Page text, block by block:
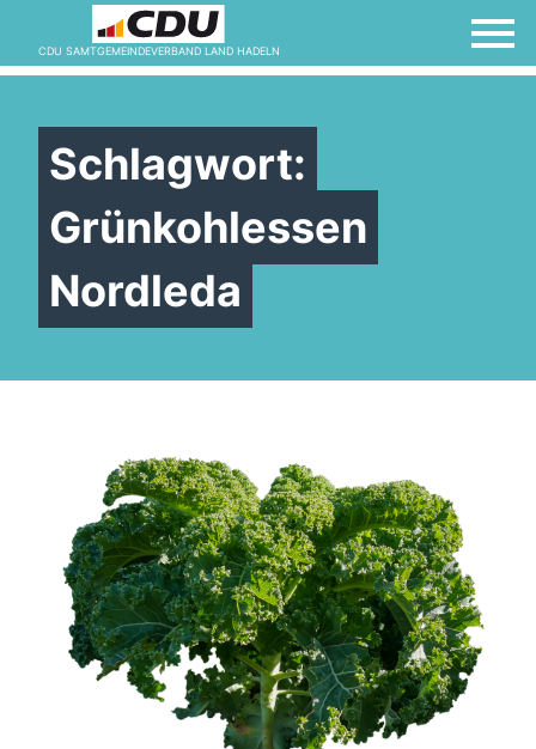
CDU SAMTGEMEINDEVERBAND LAND HADELN
Schlagwort:
Grünkohlessen
Nordleda